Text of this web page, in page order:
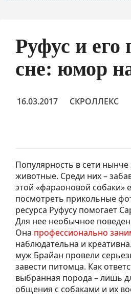
Руфус и
сне: юмор
16.03.2017 СКРОЛЛЕКС
Популярность в сети
животные. Среди них –
этой «фараоновой собаки»
посмотреть прикольные
ресурса Руфусу помогает
Для нее необычное
Она профессионально
наблюдательна и
муж Брайан провели
завести питомца. Как
выбранная порода – лишь
общения с собаками и их